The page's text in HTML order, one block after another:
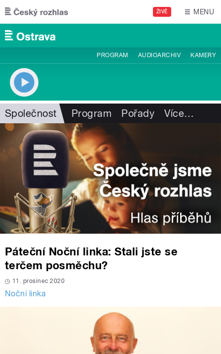
Přejít k hlavnímu obsahu
ŽIVĚ MENU
PROGRAM AUDIOARCHIV KAMERY
Společnost Program Pořady Více…
Páteční Noční linka: Stali jste se
terčem posměchu?
11. prosinec 2020
Noční linka